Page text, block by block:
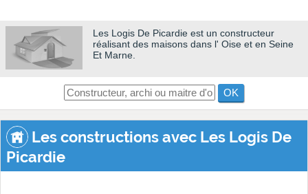
Les Logis De Picardie est un constructeur
réalisant des maisons dans l' Oise et en Seine
Et Marne.
OK
Les constructions avec Les Logis De
Picardie